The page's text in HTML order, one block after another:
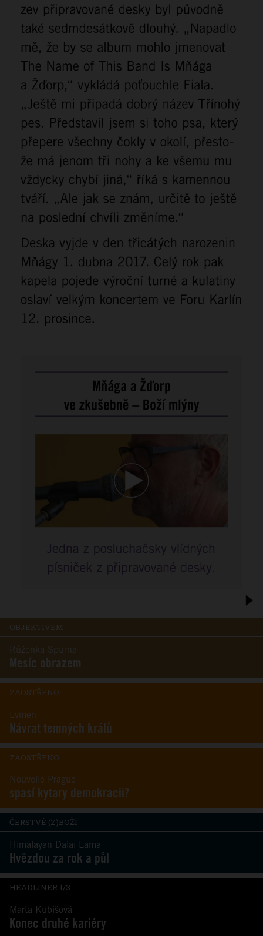
OBJEKTIVEM
Růženka Spurná
Mesíc obrazem
ZAOSTŘENO
Lvmen
Návrat temných králů
ZAOSTŘENO
Nouvelle Prague
spasí kytary demokracii?
ČERSTVÉ (Z)BOŽÍ
Himalayan Dalai Lama
Hvězdou za rok a půl
HEADLINER 1/3
Marta Kubišová
Konec druhé kariéry